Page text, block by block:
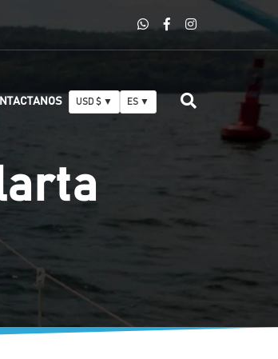
USD $ ▼ ES ▼